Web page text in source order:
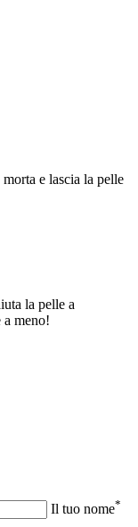
e lascia la pelle
la pelle a
a meno!
Il tuo nome*